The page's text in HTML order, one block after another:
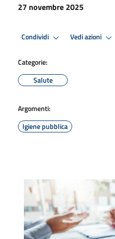
27 novembre 2025
Condividi Vedi azioni
Categorie:
Salute
Argomenti:
Igiene pubblica